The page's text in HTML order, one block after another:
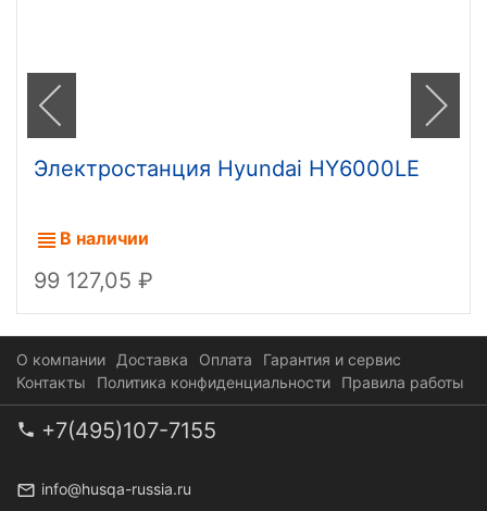
Электростанция Hyundai HY6000LE
В наличии
99 127,05
О компании Доставка Оплата
Гарантия и сервис
Контакты
Политика конфиденциальности Правила работы
+7(495)107-7155
info@husqa-russia.ru